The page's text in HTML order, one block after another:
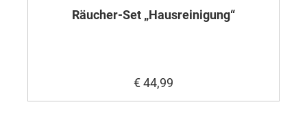
Räucher-Set „Hausreinigung“
€ 44,99